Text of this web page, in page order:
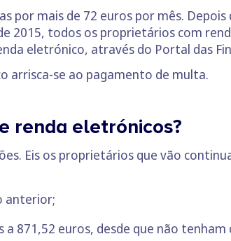
por mais de 72 euros por mês.
2015, todos os proprietários com
eletrónico, através do Portal das
arrisca-se ao pagamento de multa.
renda eletrónicos?
Eis os proprietários que vão
anterior;
871,52 euros, desde que não tenham